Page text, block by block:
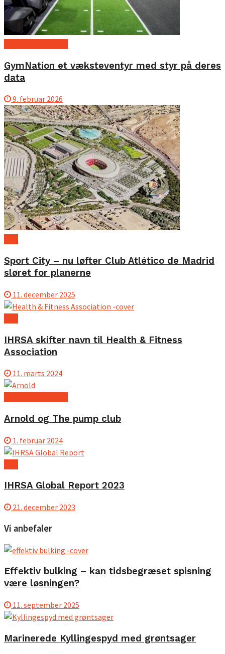
GymNation et væksteventyr med styr på deres
data
9. februar 2026
Sport City – nu løfter Club Atlético de Madrid
sløret for planerne
11. december 2025
IHRSA skifter navn til Health & Fitness
Association
11. marts 2024
Arnold og The pump club
1. februar 2024
IHRSA Global Report 2023
21. december 2023
Vi anbefaler
Effektiv bulking – kan tidsbegræset spisning
være løsningen?
11. september 2025
Marinerede Kyllingespyd med grøntsager